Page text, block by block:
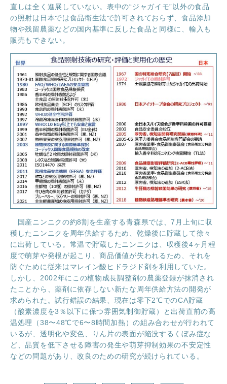
受付中のセミナー・講演会・見学会・イベント
直しは全く進展していない。表中の“ジャガイモ”以外の食品
の照射は日本では食品衛生法で許可されておらず、食品添加
物や残留農薬などの国内基準に反した食品と同様に、輸入も
販売もできない。
国産ニンニクの約8割を生産する青森県では、7月上旬に収
穫したニンニクを周年供給するため、乾燥後に貯蔵して徐々
に出荷している。常温で貯蔵したニンニクは、収穫後4ヶ月程
度で萌芽や発根が起こり、商品価値が失われるため、それを
防ぐために従来はマレイン酸ヒドラジド剤を利用していた。
しかし、2002年にこの植物成長調整剤の農薬登録が抹消され
たことから、薬剤に依存しない新たな周年供給方法の開発が
求められた。試行錯誤の結果、現在は零下2℃でのCA貯蔵
（酸素濃度を3％以下に保つ雰囲気制御貯蔵）と出荷直前の高
温処理（38〜48℃で6〜8時間加熱）の組み合わせが行われて
いるが、透明化や変色、りん片の表面が陥没するくぼみ症な
ど、品質を低下させる障害の発生や萌芽抑制効果の不安定性
などの問題があり、改良のための研究が続けられている。